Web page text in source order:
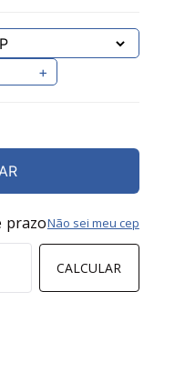
- +
+
prazoNão sei meu cep